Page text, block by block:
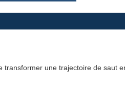
transformer une trajectoire de saut